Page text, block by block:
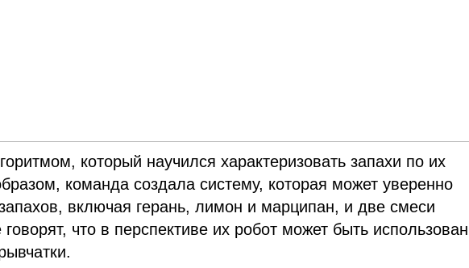
который научился характеризовать запахи по их
команда создала систему, которая может уверенно
включая герань, лимон и марципан, и две смеси
что в перспективе их робот может быть